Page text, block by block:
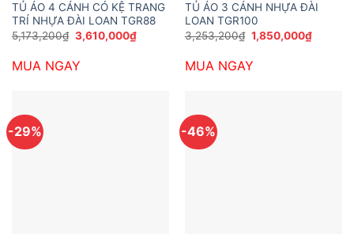
TỦ ÁO 4 CÁNH CÓ KỆ TRANG
TRÍ NHỰA ĐÀI LOAN TGR88
5,173,200₫ Giá
gốc
5,173,200₫.
3,610,000₫Giá
hiện
MUA NGAY
TỦ ÁO 3 CÁNH NHỰA ĐÀI
LOAN TGR100
3,253,200₫ Giá
gốc
3,253,200₫.
1,850,000₫Giá
hiện
MUA NGAY
-29% -46%